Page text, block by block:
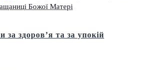
за здоров’я та за упокій
Божої Матері